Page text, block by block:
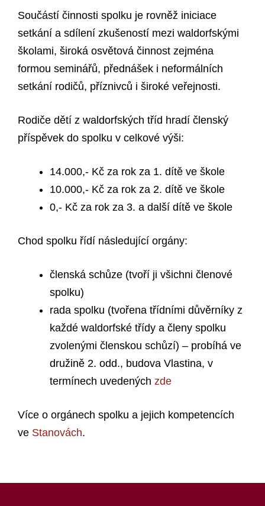
Součástí činnosti spolku je rovněž iniciace
setkání a sdílení zkušeností mezi waldorfskými
školami, široká osvětová činnost zejména
formou seminářů, přednášek i neformálních
setkání rodičů, příznivců i široké veřejnosti.
Rodiče dětí z waldorfských tříd hradí členský
příspěvek do spolku v celkové výši:
14.000,- Kč za rok za 1. dítě ve škole
10.000,- Kč za rok za 2. dítě ve škole
0,- Kč za rok za 3. a další dítě ve škole
Chod spolku řídí následující orgány:
členská schůze (tvoří ji všichni členové
spolku)
rada spolku (tvořena třídními důvěrníky z
každé waldorfské třídy a členy spolku
zvolenými členskou schůzí) – probíhá ve
družině 2. odd., budova Vlastina, v
termínech uvedených zde
Více o orgánech spolku a jejich kompetencích
ve Stanovách.